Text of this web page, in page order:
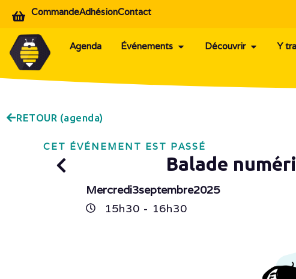
CommandeAdhésionContact
Agenda Événements Découvrir Y
RETOUR (agenda)
CET ÉVÉNEMENT EST PASSÉ
Balade
Mercredi3septembre2025
15h30 - 16h30